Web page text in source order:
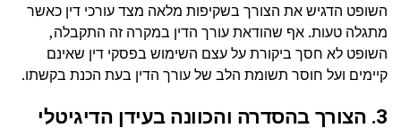
השופט הדגיש את הצורך בשקיפות מלאה מצד עורכי דין כאשר
מתגלה טעות. אף שהודאת עורך הדין במקרה זה התקבלה,
השופט לא חסך ביקורת על עצם השימוש בפסקי דין שאינם
קיימים ועל חוסר תשומת הלב של עורך הדין בעת הכנת בקשתו.
3. הצורך בהסדרה והכוונה בעידן הדיגיטלי